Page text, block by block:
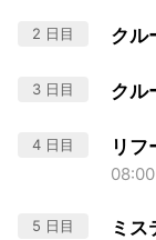
2 日目 クル
3 日目 クル
4 日目 リ
5 日目 ミ